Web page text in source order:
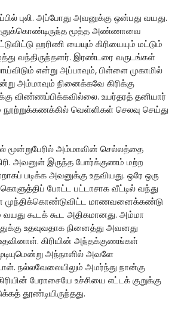
புலி. அப்போது அவனுக்கு ஒன்பது வயது.
மூத்த அண்ணாவை
ஹரிணி யையும் கிரியையும் மட்டும்
வந்திருந்தனர். இரண்டரை வருடங்கள்
என்று அப்பாவும், பிள்ளை முகாமில்
அம்மாவும் நினைக்கவே கிரிக்கு
விண்ணப்பிக்கவில்லை. உயர்தரத் தனியார்
நூற்றுக்கணக்கில் வெள்ளிகள் செலவு செய்து
மூன்றுபேரில் அம்மாவின் செல்லத்தை
அவனுள் இருந்த போர்க்குணம் மற்ற
படிக்க அவனுக்கு உதவியது. ஒரே ஒரு
போட்ட பட்டாசாக வீட்டில் வந்து
முந்திக்கொண்டுவிட்ட மாணவனைக்கண்டு
கூடக் கூட அதிகமானது. அம்மா
உதவுவதாக நினைத்து அவனது
கிரியின் அந்தக்குணங்கள்
அந்நாளில் அவளே
நல்லவேலையிலும் அமர்ந்து நான்கு
பேராசையே உச்சியை எட்டக் குறுக்கு
தூண்டியிருந்தது.